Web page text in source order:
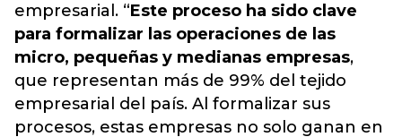
empresarial. “Este proceso ha sido clave
para formalizar las operaciones de las
micro, pequeñas y medianas empresas,
que representan más de 99% del tejido
empresarial del país. Al formalizar sus
procesos, estas empresas no solo ganan en